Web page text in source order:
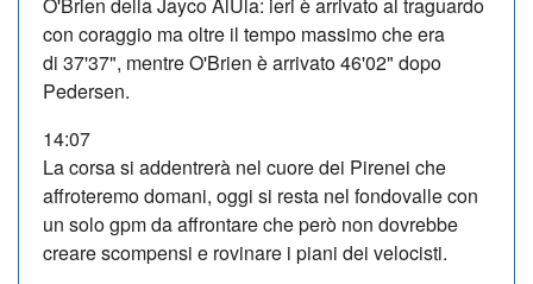
con coraggio ma oltre il tempo massimo che era
di 37'37", mentre O'Brien è arrivato46'02" dopo
Pedersen.
14:07
La corsa si addentrerà nel cuore dei Pirenei che
affroteremo domani, oggi si resta nel fondovalle con
un solo gpm da affrontare che però non dovrebbe
creare scompensi e rovinare i piani dei velocisti.